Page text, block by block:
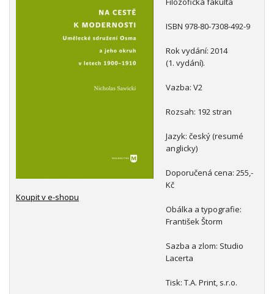
Koupit v e-shopu
ISBN 978-80-7308-492-9
Rok vydání: 2014
(1. vydání).
Vazba: V2
Rozsah: 192 stran
Jazyk: český (resumé
anglicky)
Doporučená cena: 255,-
Kč
Obálka a typografie:
František Štorm
Sazba a zlom: Studio
Lacerta
Tisk: T.A. Print, s.r.o.